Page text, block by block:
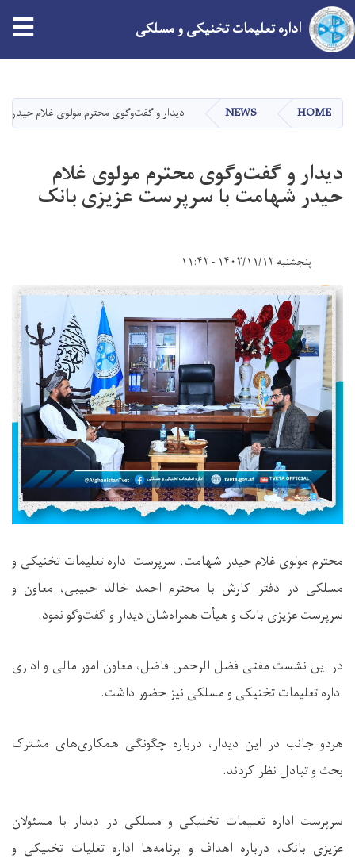
main
content
اداره تعلیمات تخنیکی و مسلکی
HOME
NEWS دیدار و گفت‌وگوی محترم مولوی غلام حیدر
دیدار و گفت‌وگوی محترم مولوی غلام
حیدر شهامت با سرپرست عزیزی بانک
پنجشنبه ۱۴۰۲/۱۱/۱۲ - ۱۱:۴۲
محترم مولوی غلام حیدر شهامت، سرپرست اداره تعلیمات تخنیکی و
مسلکی در دفتر کارش با محترم احمد خالد حبیبی، معاون و
سرپرست عزیزی بانک و هیأت همراه‌شان دیدار و گفت‌وگو نمود.
در این نشست مفتی فضل الرحمن فاضل، معاون امور مالی و اداری
اداره تعلیمات تخنیکی و مسلکی نیز حضور داشت.
هردو جانب در این دیدار، درباره چگونگی همکاری‌های مشترک
بحث و تبادل نظر کردند.
سرپرست اداره تعلیمات تخنیکی و مسلکی در دیدار با مسئولان
عزیزی بانک، درباره اهداف و برنامه‌ها اداره تعلیات تخنیکی و